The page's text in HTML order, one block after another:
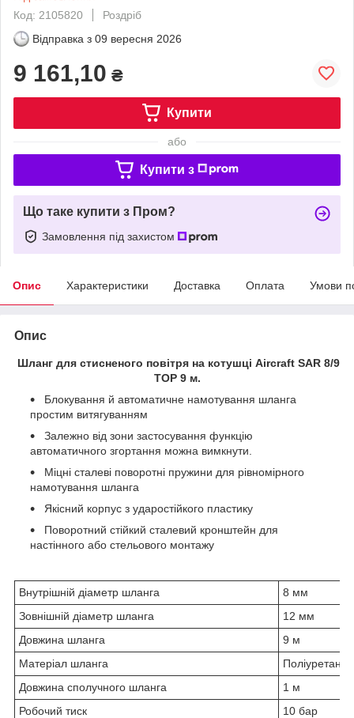
Код: 2105820
Роздріб
Відправка з 09 вересня 2026
9 161,10 ₴
Купити
або
Купити з
Що таке купити з Пром?
Замовлення під захистом
Опис Характеристики Доставка Оплата Умови
Опис
Шланг для стисненого повітря на котушці Aircraft SAR 8/9
TOP 9 м.
Блокування й автоматичне намотування шланга
простим витягуванням
Залежно від зони застосування функцію
автоматичного згортання можна вимкнути.
Міцні сталеві поворотні пружини для рівномірного
намотування шланга
Якісний корпус з ударостійкого пластику
Поворотний стійкий сталевий кронштейн для
настінного або стельового монтажу
Внутрішній діаметр шланга
8 мм
Зовнішній діаметр шланга
12 мм
Довжина шланга
9 м
Матеріал шланга
Поліуретан
Довжина сполучного шланга
1 м
Робочий тиск
10 бар